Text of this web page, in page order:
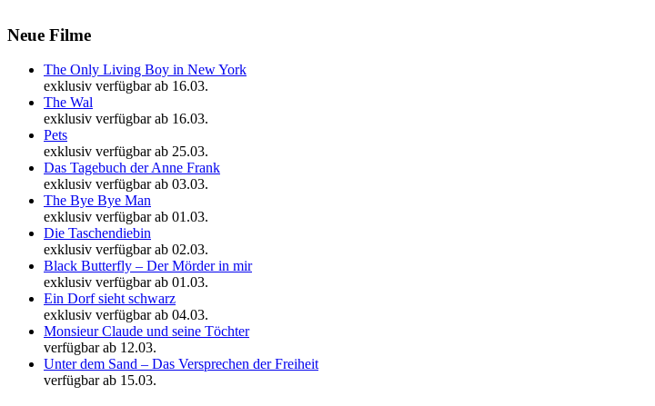
Neue Filme
The Only Living Boy in New York
exklusiv verfügbar ab 16.03.
The Wal
exklusiv verfügbar ab 16.03.
Pets
exklusiv verfügbar ab 25.03.
Das Tagebuch der Anne Frank
exklusiv verfügbar ab 03.03.
The Bye Bye Man
exklusiv verfügbar ab 01.03.
Die Taschendiebin
exklusiv verfügbar ab 02.03.
Black Butterfly – Der Mörder in mir
exklusiv verfügbar ab 01.03.
Ein Dorf sieht schwarz
exklusiv verfügbar ab 04.03.
Monsieur Claude und seine Töchter
verfügbar ab 12.03.
Unter dem Sand – Das Versprechen der Freiheit
verfügbar ab 15.03.